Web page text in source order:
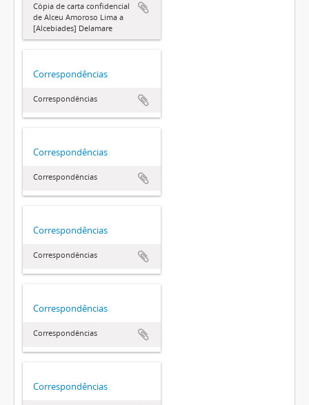
Cópia de carta confidencial
de Alceu Amoroso Lima a
[Alcebíades] Delamare
Correspondências
Correspondências
Correspondências
Correspondências
Correspondências
Correspondências
Correspondências
Correspondências
Correspondências